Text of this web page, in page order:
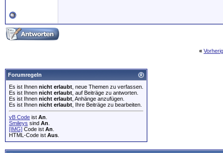
«
Forumregeln
Es ist Ihnen nicht erlaubt , neue Themen zu verfassen.
Es ist Ihnen nicht erlaubt , auf Beiträge zu antworten.
Es ist Ihnen nicht erlaubt , Anhänge anzufügen.
Es ist Ihnen nicht erlaubt , Ihre Beiträge zu bearbeiten.
vB Code ist An
Smileys sind An
[IMG] Code ist An
HTML-Code ist Aus